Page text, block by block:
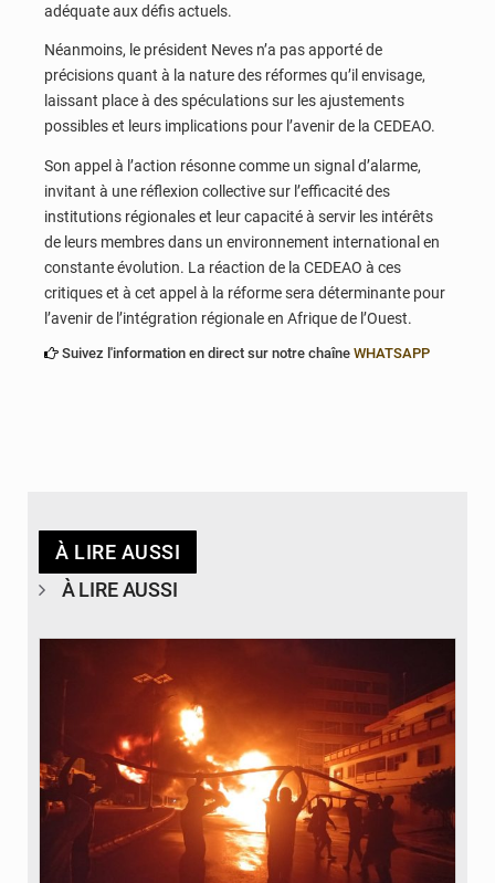
adéquate aux défis actuels.
Néanmoins, le président Neves n’a pas apporté de
précisions quant à la nature des réformes qu’il envisage,
laissant place à des spéculations sur les ajustements
possibles et leurs implications pour l’avenir de la CEDEAO.
Son appel à l’action résonne comme un signal d’alarme,
invitant à une réflexion collective sur l’efficacité des
institutions régionales et leur capacité à servir les intérêts
de leurs membres dans un environnement international en
constante évolution. La réaction de la CEDEAO à ces
critiques et à cet appel à la réforme sera déterminante pour
l’avenir de l’intégration régionale en Afrique de l’Ouest.
Suivez l'information en direct sur notre chaîne WHATSAPP
À LIRE AUSSI
À LIRE AUSSI